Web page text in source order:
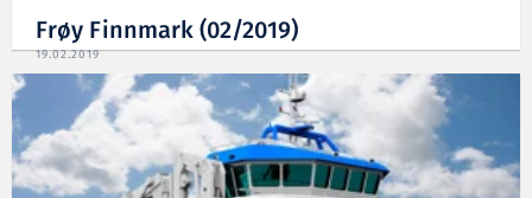
Frøy Finnmark (02/2019)
19.02.2019